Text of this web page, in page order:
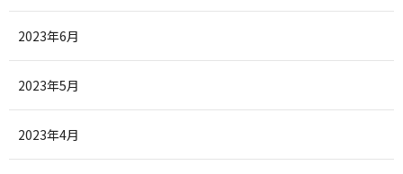
2023年6月
2023年5月
2023年4月